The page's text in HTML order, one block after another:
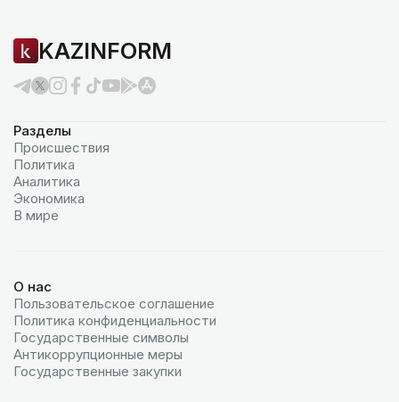
KAZINFORM
Разделы
Происшествия
Политика
Аналитика
Экономика
В мире
О нас
Пользовательское соглашение
Политика конфиденциальности
Государственные символы
Антикоррупционные меры
Государственные закупки